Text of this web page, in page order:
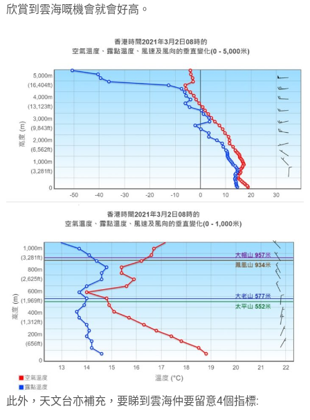
欣賞到雲海嘅機會就會好高。
此外，天文台亦補充，要睇到雲海仲要留意4個指標: